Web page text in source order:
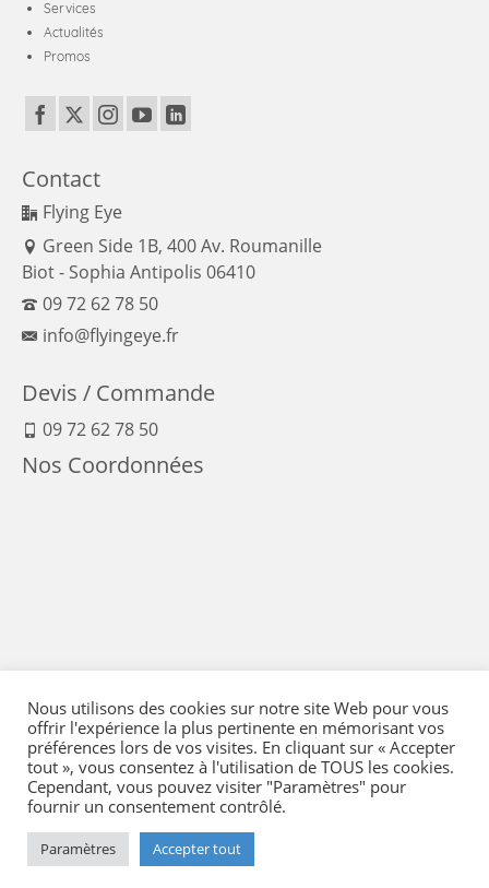
Services
Actualités
Promos
Contact
Flying Eye
Green Side 1B, 400 Av. Roumanille
Biot - Sophia Antipolis 06410
09 72 62 78 50
info@flyingeye.fr
Devis / Commande
09 72 62 78 50
Nos Coordonnées
Mentions Légales-Conditions générales de vente
-Politique qualité- Moyens de paiement-
Réglementation- Plan du site- © 2026 Flying Eye
Nous utilisons des cookies sur notre site Web pour vous
offrir l'expérience la plus pertinente en mémorisant vos
préférences lors de vos visites. En cliquant sur « Accepter
tout », vous consentez à l'utilisation de TOUS les cookies.
Cependant, vous pouvez visiter "Paramètres" pour
fournir un consentement contrôlé.
Paramètres Accepter tout